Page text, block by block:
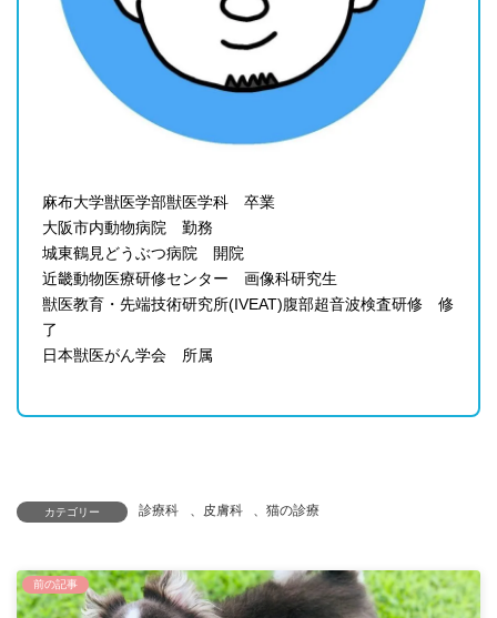
麻布大学獣医学部獣医学科 卒業
大阪市内動物病院 勤務
城東鶴見どうぶつ病院 開院
近畿動物医療研修センター 画像科研究生
獣医教育・先端技術研究所(IVEAT)腹部超音波検査研修 修
了
日本獣医がん学会 所属
カテゴリー 診療科 皮膚科 、猫の診療
前の記事